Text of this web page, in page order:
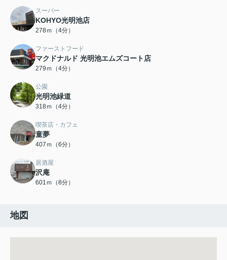
スーパー
KOHYO光明池店
278ｍ（4分）
ファーストフード
マクドナルド 光明池エムズコート店
279ｍ（4分）
公園
光明池緑道
318ｍ（4分）
喫茶店・カフェ
童夢
407ｍ（6分）
居酒屋
沢庵
601ｍ（8分）
地図